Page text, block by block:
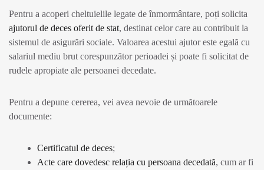
Pentru a acoperi cheltuielile legate de înmormântare, poți solicita
ajutorul de deces oferit de stat, destinat celor care au contribuit la
sistemul de asigurări sociale. Valoarea acestui ajutor este egală cu
salariul mediu brut corespunzător perioadei și poate fi solicitat de
rudele apropiate ale persoanei decedate.
Pentru a depune cererea, vei avea nevoie de următoarele
documente:
Certificatul de deces;
Acte care dovedesc relația cu persoana decedată, cum ar fi